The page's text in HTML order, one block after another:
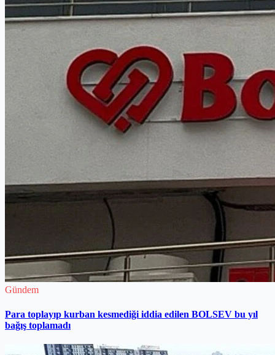
Gündem
Para toplayıp kurban kesmediği iddia edilen BOLSEV bu yıl
bağış toplamadı